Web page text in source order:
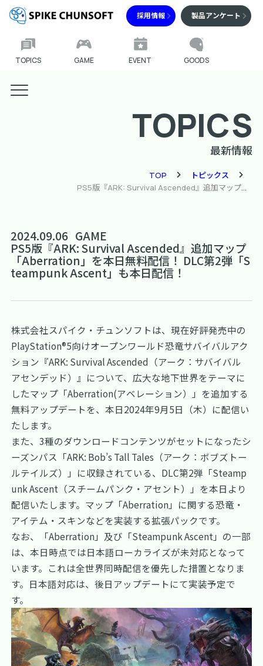
採用情報 製品アンケート
TOPICS GAME EVENT GOODS
TOPICS
最新情報
TOP
トピックス
PS5版『ARK: Survival Ascended』追加マップ「Aberration」を本日無料配信！ DLC第2弾「Steampunk Ascent」も本日配信！
2024.09.06 GAME
PS5版『ARK: Survival Ascended』追加マップ
「Aberration」を本日無料配信！ DLC第2弾「S
teampunk Ascent」も本日配信！
株式会社スパイク・チュンソフトは、現在好評発売中の
PlayStation®5向けオープンワールド恐竜サバイバルアク
ション『ARK: Survival Ascended（アーク：サバイバル
アセンデッド）』について、広大な地下世界をテーマに
したマップ「Aberration(アベレーション）」を追加する
無料アップデートを、本日2024年9月5日（木）に配信い
たします。
また、3種のダウンロードコンテンツがセットになったシ
ーズンパス「ARK: Bob’s Tall Tales（アーク：ボブズトー
ルテイルズ）」に収録されている、DLC第2弾「Steamp
unk Ascent（スチームパンク・アセント）」を本日より
配信いたします。マップ「Aberration」に関する恐竜・
アイテム・スキンなどを実装する拡張パックです。
なお、「Aberration」及び「Steampunk Ascent」の一部
は、本日時点では日本語ローカライズが未対応となって
います。これは全世界同時配信を優先した措置となりま
す。日本語対応は、後日アップデートにて実装予定で
す。